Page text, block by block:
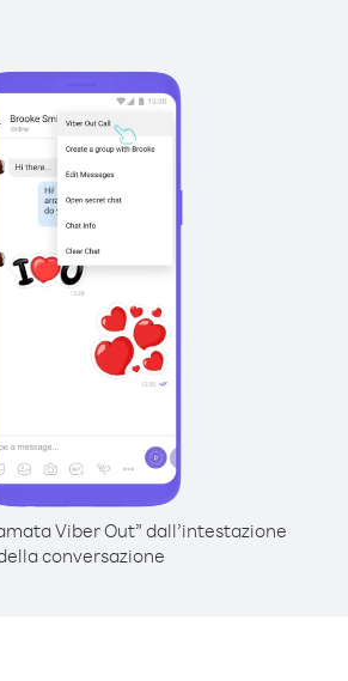
Viber Out” dall’intestazione
conversazione